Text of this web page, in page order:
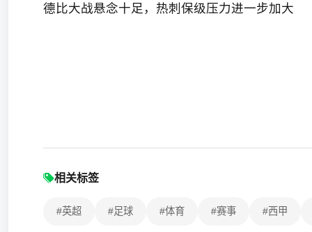
德比大战悬念十足，热刺保级压力进一步加大
相关标签
#英超 #足球 #体育 #赛事 #西甲